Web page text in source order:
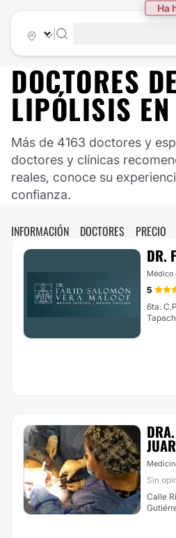
Ha
DOCTORES DE
LIPÓLISIS EN
Más de 4163 doctores y
doctores y clínicas
reales, conoce su
confianza.
INFORMACIÓN DOCTORES PRECIO
DR.
Médico
5
6ta.
Sin
Calle